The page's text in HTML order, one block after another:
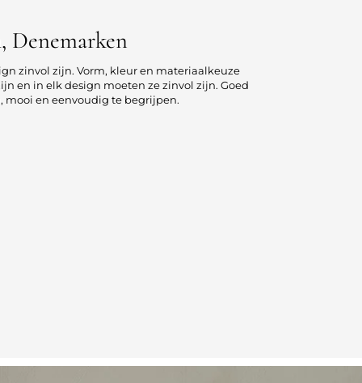
Denemarken
zinvol zijn. Vorm, kleur en materiaalkeuze
en in elk design moeten ze zinvol zijn. Goed
mooi en eenvoudig te begrijpen.